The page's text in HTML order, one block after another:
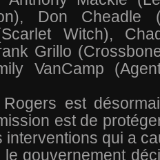
Don Cheadle
Witch),
Grillo
VanCamp
est
est de
interventions qui a
gouvernement